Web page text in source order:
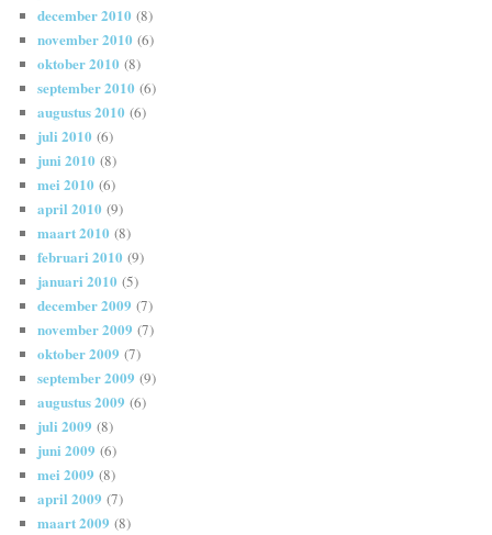
december 2010 (8)
november 2010 (6)
oktober 2010 (8)
september 2010 (6)
augustus 2010 (6)
juli 2010 (6)
juni 2010 (8)
mei 2010 (6)
april 2010 (9)
maart 2010 (8)
februari 2010 (9)
januari 2010 (5)
december 2009 (7)
november 2009 (7)
oktober 2009 (7)
september 2009 (9)
augustus 2009 (6)
juli 2009 (8)
juni 2009 (6)
mei 2009 (8)
april 2009 (7)
maart 2009 (8)